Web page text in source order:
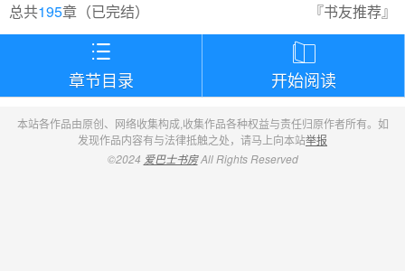
总共195章（已完结） 『书友推荐』

章节目录

开始阅读
本站各作品由原创、网络收集构成,收集作品各种权益与责任归原作者所有。如
发现作品内容有与法律抵触之处，请马上向本站举报
©2024 爱巴士书房All Rights Reserved